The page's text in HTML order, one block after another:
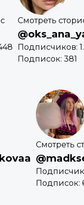
Смотреть
Подписчиков:
Подписок: 381
Смотреть
Подписок: